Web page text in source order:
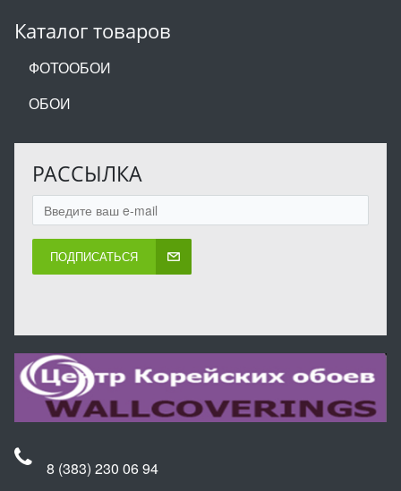
Каталог товаров
ФОТООБОИ
ОБОИ
РАССЫЛКА
ПОДПИСАТЬСЯ
8 (383) 230 06 94